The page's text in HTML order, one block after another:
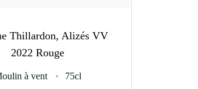
Thillardon, Alizés VV
2022 Rouge
à vent 75cl